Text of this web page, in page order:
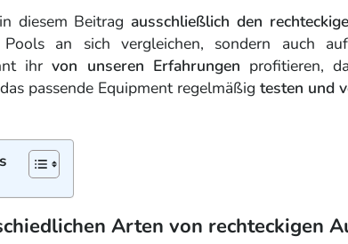
diesem Beitragausschließlich den
an sich vergleichen, sondern auch
ihrvon unseren Erfahrungen profitieren,
passende Equipment regelmäßig testen und
Arten von rechteckigen